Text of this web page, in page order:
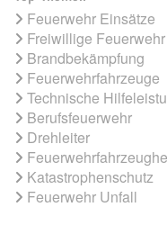
Feuerwehr Einsätze
Freiwillige Feuerwehr
Brandbekämpfung
Feuerwehrfahrzeuge
Technische
Berufsfeuerwehr
Drehleiter
Katastrophenschutz
Feuerwehr Unfall